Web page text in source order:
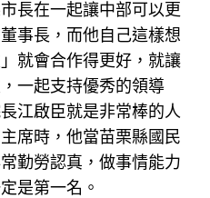
長在一起讓中部可以更
事長，而他自己這樣想
就會合作得更好，就讓
一起支持優秀的領導
江啟臣就是非常棒的人
席時，他當苗栗縣國民
勤勞認真，做事情能力
是第一名。